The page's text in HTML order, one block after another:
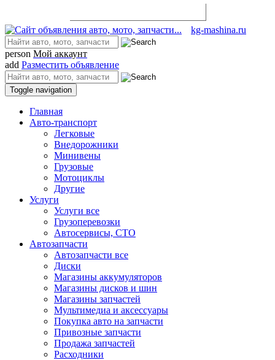
kg-mashina.ru
person Мой аккаунт
add Разместить объявление
Toggle navigation
Главная
Авто-транспорт
Легковые
Внедорожники
Минивены
Грузовые
Мотоциклы
Другие
Услуги
Услуги все
Грузоперевозки
Автосервисы, СТО
Автозапчасти
Автозапчасти все
Диски
Магазины аккумуляторов
Магазины дисков и шин
Магазины запчастей
Мультимедиа и аксессуары
Покупка авто на запчасти
Привозные запчасти
Продажа запчастей
Расходники